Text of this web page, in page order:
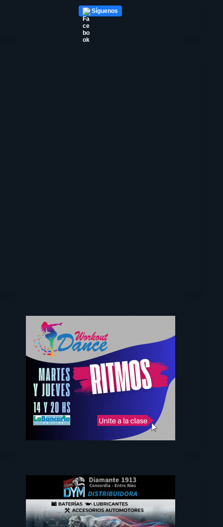
Síguenos